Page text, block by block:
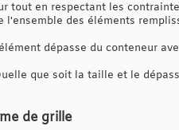
tout en respectant les
des éléments
dépasse du conteneur
que soit la taille et le
de grille